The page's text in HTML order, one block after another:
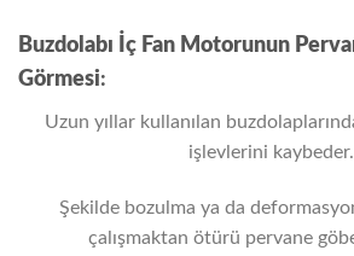
Buzdolabı İç Fan Motorunun
Görmesi:
Uzun yıllar kullanılan
işlevlerini kaybeder.
Şekilde bozulma ya da
çalışmaktan ötürü pervane